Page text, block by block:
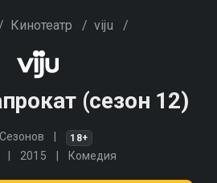
Кинотеатр / viju /
(сезон 12)
18+
2015 Комедия